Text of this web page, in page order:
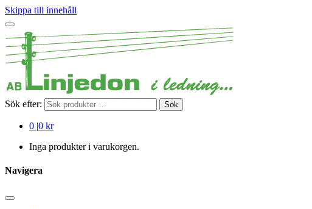
Skippa till innehåll
Sök efter: Sök
0 |0 kr
Inga produkter i varukorgen.
Navigera